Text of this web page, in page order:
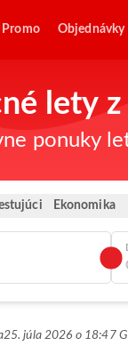
Promo Objednávky
lety
ponuky
Ekonomika
25. júla 2026 o 18:47